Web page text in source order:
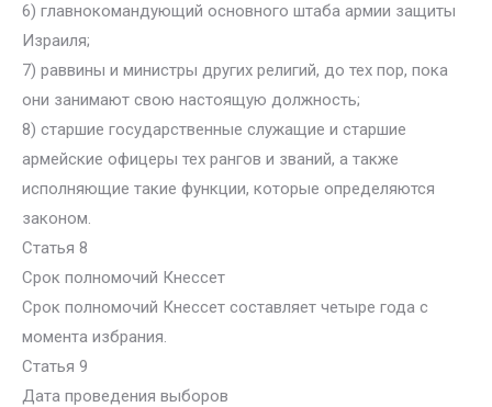
6) главнокомандующий основного штаба армии защиты
Израиля;
7) раввины и министры других религий, до тех пор, пока
они занимают свою настоящую должность;
8) старшие государственные служащие и старшие
армейские офицеры тех рангов и званий, а также
исполняющие такие функции, которые определяются
законом.
Статья 8
Срок полномочий Кнессет
Срок полномочий Кнессет составляет четыре года с
момента избрания.
Статья 9
Дата проведения выборов